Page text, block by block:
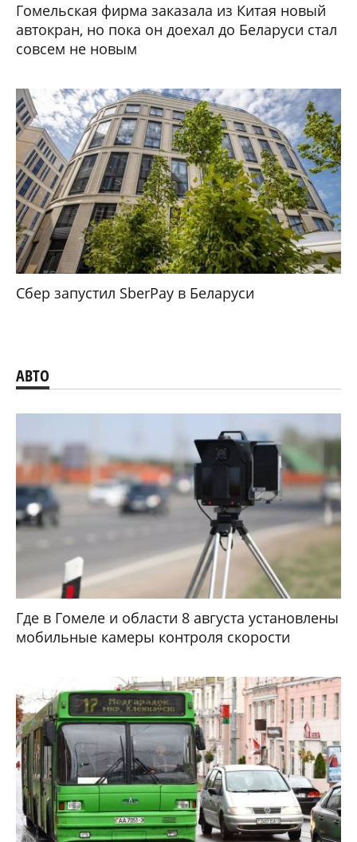
Гомельская фирма заказала из Китая новый
автокран, но пока он доехал до Беларуси стал
совсем не новым
Сбер запустил SberPay в Беларуси
АВТО
Где в Гомеле и области 8 августа установлены
мобильные камеры контроля скорости